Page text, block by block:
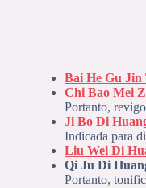
Bai He Gu Jin
Chi Bao Mei
Portanto,
Ji Bo Di
Indicada para
Liu Wei Di
Qi Ju Di
Portanto,